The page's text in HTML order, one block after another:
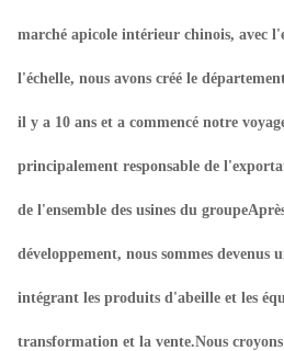
marché apicole intérieur chinois, avec
l'échelle, nous avons créé le
il y a 10 ans et a commencé notre
principalement responsable de
de l'ensemble des usines du
développement, nous sommes devenus
intégrant les produits d'abeille et les
transformation et la vente.Nous